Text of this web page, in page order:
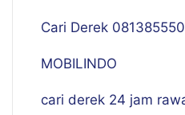
Cari Derek
MOBILINDO
cari derek 24 jam